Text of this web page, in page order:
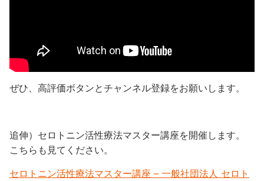
ぜひ、高評価ボタンとチャンネル登録をお願いします。
追伸）セロトニン活性療法マスター講座を開催します。
こちらも見てください。
セロトニン活性療法マスター講座 – 一般社団法人 セロト